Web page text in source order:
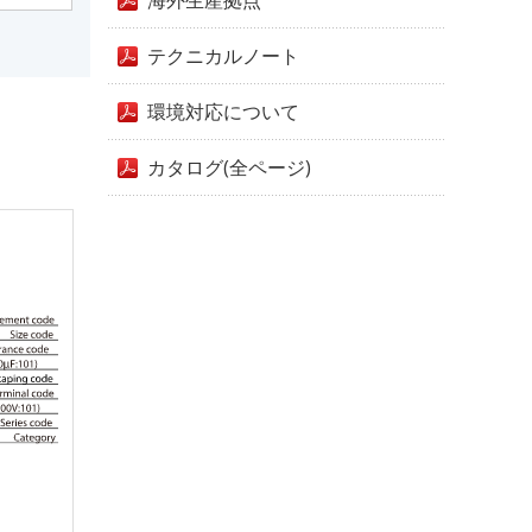
テクニカルノート
環境対応について
カタログ(全ページ)